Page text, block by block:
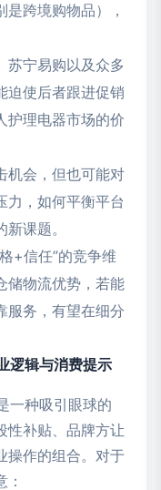
跨境购物品），
苏宁易购以及众多
迫使后者跟进促销
护理电器市场的价
机会，但也可能对
力，如何平衡平台
课题。
+信任”的竞争维
储物流优势，若能
服务，有望在细分
逻辑与消费提示
一种吸引眼球的
性补贴、品牌方让
操作的组合。对于